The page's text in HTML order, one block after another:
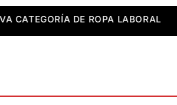
NUEVA CATEGORÍA DE ROPA LABORAL